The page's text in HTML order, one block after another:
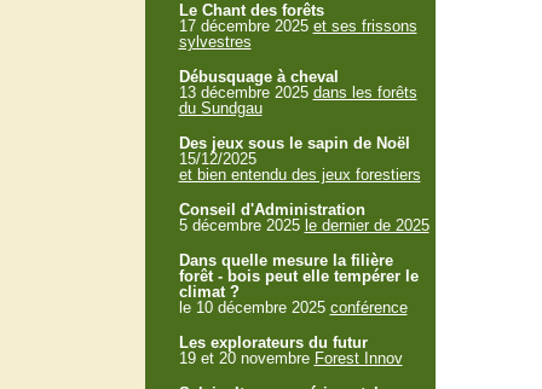
Le Chant des forêts
17 décembre 2025 et ses frissons
sylvestres
Débusquage à cheval
13 décembre 2025 dans les forêts
du Sundgau
Des jeux sous le sapin de Noël
15/12/2025
et bien entendu des jeux forestiers
Conseil d'Administration
5 décembre 2025 le dernier de 2025
Dans quelle mesure la filière
forêt - bois peut elle tempérer le
climat ?
le 10 décembre 2025 conférence
Les explorateurs du futur
19 et 20 novembre Forest Innov